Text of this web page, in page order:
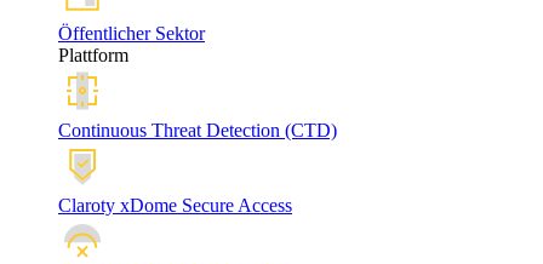
Öffentlicher Sektor
Plattform
Continuous Threat Detection (CTD)
Claroty xDome Secure Access